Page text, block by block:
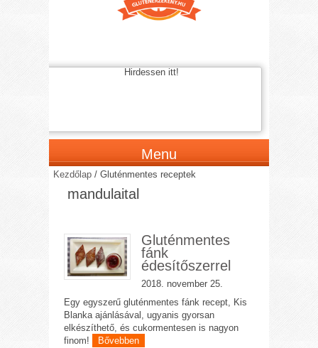
Hirdessen itt!
Menu
Kezdőlap /Gluténmentes receptek
mandulaital
Gluténmentes
fánk
édesítőszerrel
2018. november 25.
Egy egyszerű gluténmentes fánk recept, Kis
Blanka ajánlásával, ugyanis gyorsan
elkészíthető, és cukormentesen is nagyon
finom!
Bővebben